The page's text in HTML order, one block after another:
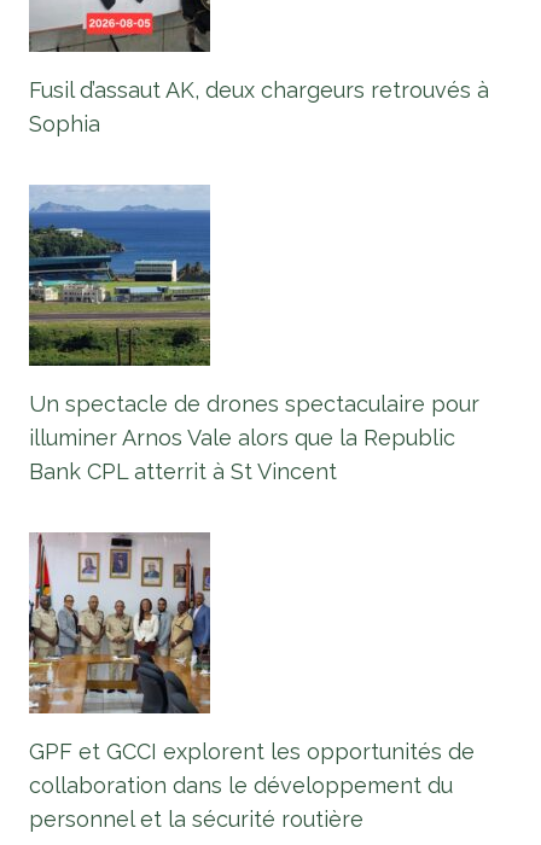
Fusil d’assaut AK, deux chargeurs retrouvés à
Sophia
Un spectacle de drones spectaculaire pour
illuminer Arnos Vale alors que la Republic
Bank CPL atterrit à St Vincent
GPF et GCCI explorent les opportunités de
collaboration dans le développement du
personnel et la sécurité routière